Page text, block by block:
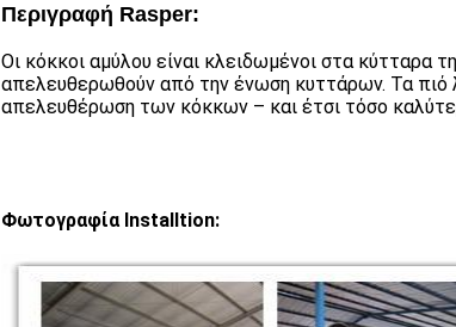
Περιγραφή Rasper:
Οι κόκκοι αμύλου είναι κλειδωμένοι στα κύτταρα
απελευθερωθούν από την ένωση κυττάρων. Τα
απελευθέρωση των κόκκων – και έτσι τόσο
Φωτογραφία Installtion: